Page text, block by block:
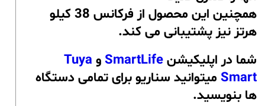
همچنین این محصول از فرکانس 38 کیلو
هرتز نیز پشتیبانی می کند.
شما در اپلیکیشنSmartLife و Tuya
Smart میتوانید سناریو برای تمامی دستگاه
ها بنویسید.